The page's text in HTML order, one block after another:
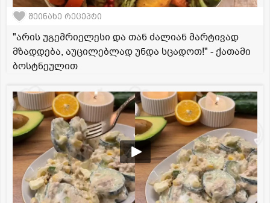
შეინახე რეცეპტი
"არის უგემრიელესი და თან ძალიან მარტივად
მზადდება, აუცილებლად უნდა სცადოთ!" - ქათამი
ბოსტნეულით